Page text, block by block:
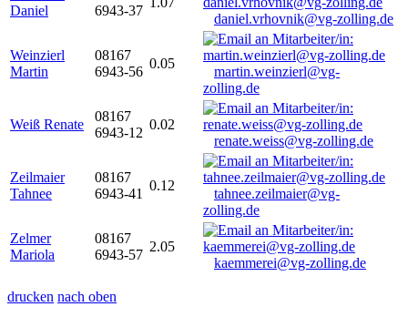
Daniel
6943-37
daniel.vrhovnik@vg-zolling.de
Weinzierl
Martin
08167
6943-56
0.05
martin.weinzierl@vg-
zolling.de
Weiß Renate
08167
6943-12
0.02
renate.weiss@vg-zolling.de
Zeilmaier
Tahnee
08167
6943-41
0.12
tahnee.zeilmaier@vg-
zolling.de
Zelmer
Mariola
08167
6943-57
2.05
kaemmerei@vg-zolling.de
drucken nach oben